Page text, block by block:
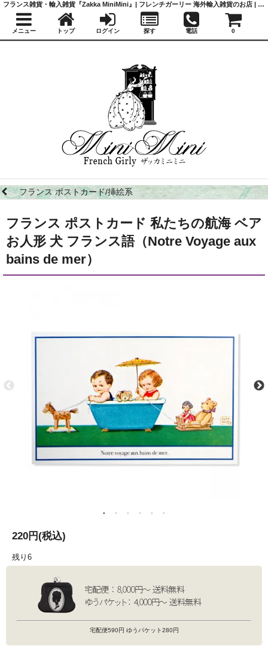
フランス ポストカード/挿絵系
フランス ポストカード 私たちの航海 ベア
お人形 犬 フランス語（Notre Voyage aux
bains de mer）
220円(税込)
残り6
宅配便590円 ゆうパケット280円
フランス雑貨・輸入雑貨『Zakka MiniMini』| フレンチガーリー 海外輸入雑貨のお店 | かわいい雑貨 | 蚤の市 | アンティーク
メニュー トップ ログイン 探す 電話 0